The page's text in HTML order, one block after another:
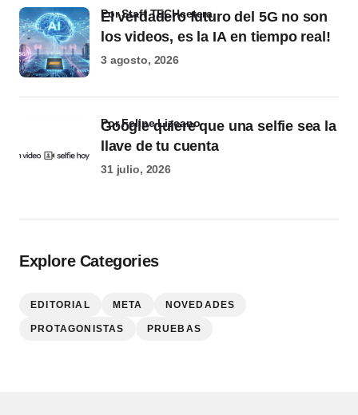
El verdadero futuro del 5G no son
los videos, es la IA en tiempo real!
por Staff TECHcetera
3 agosto, 2026
Google quiere que una selfie sea la
llave de tu cuenta
por Felipe Lizcano
31 julio, 2026
Explore Categories
EDITORIAL META NOVEDADES
PROTAGONISTAS PRUEBAS